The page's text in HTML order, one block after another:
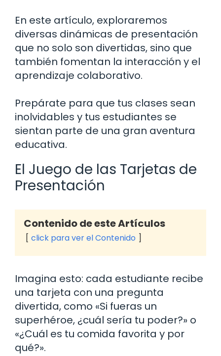
En este artículo, exploraremos
diversas dinámicas de presentación
que no solo son divertidas, sino que
también fomentan la interacción y el
aprendizaje colaborativo.
Prepárate para que tus clases sean
inolvidables y tus estudiantes se
sientan parte de una gran aventura
educativa.
El Juego de las Tarjetas de
Presentación
Contenido de este Artículos
click para ver el Contenido
Imagina esto: cada estudiante recibe
una tarjeta con una pregunta
divertida, como «Si fueras un
superhéroe, ¿cuál sería tu poder?» o
«¿Cuál es tu comida favorita y por
qué?».